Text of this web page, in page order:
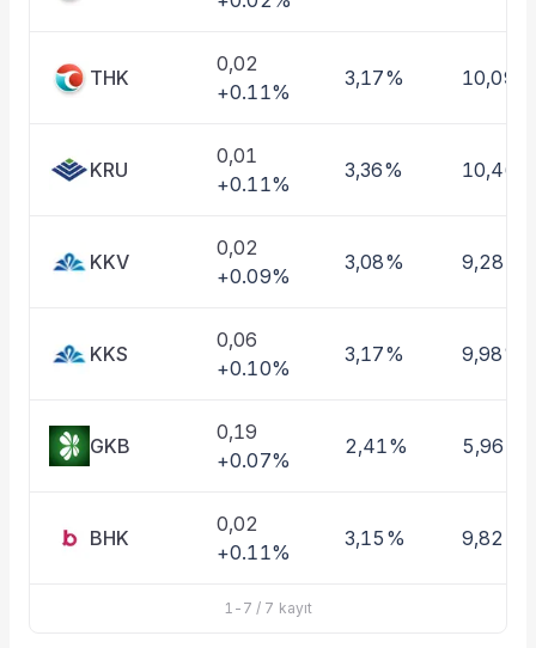
THK
0,02
+0.11%
3,17% 10,09%
KRU
0,01
+0.11%
3,36% 10,46%
KKV
0,02
+0.09%
3,08% 9,28%
KKS
0,06
+0.10%
3,17% 9,98%
GKB
0,19
+0.07%
2,41% 5,96%
BHK
0,02
+0.11%
3,15% 9,82%
1 - 7 / 7 kayıt